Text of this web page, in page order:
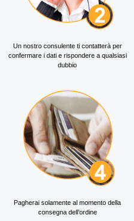
Un nostro consulente ti contatterà per
confermare i dati e rispondere a qualsiasi
dubbio
Pagherai solamente al momento della
consegna dell’ordine